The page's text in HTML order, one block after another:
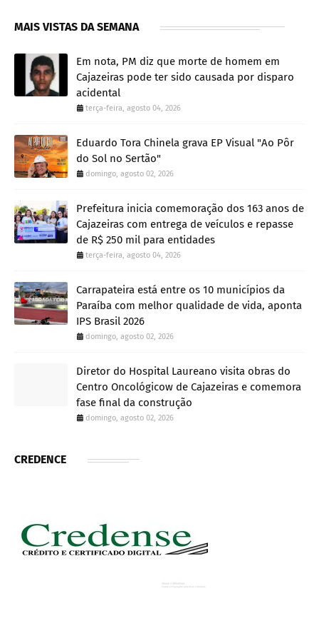
MAIS VISTAS DA SEMANA
Em nota, PM diz que morte de homem em
Cajazeiras pode ter sido causada por disparo
acidental
terça-feira, agosto 04, 2026
Eduardo Tora Chinela grava EP Visual "Ao Pôr
do Sol no Sertão"
domingo, agosto 02, 2026
Prefeitura inicia comemoração dos 163 anos de
Cajazeiras com entrega de veículos e repasse
de R$ 250 mil para entidades
terça-feira, agosto 04, 2026
Carrapateira está entre os 10 municípios da
Paraíba com melhor qualidade de vida, aponta
IPS Brasil 2026
domingo, agosto 02, 2026
Diretor do Hospital Laureano visita obras do
Centro Oncológicow de Cajazeiras e comemora
fase final da construção
domingo, agosto 02, 2026
CREDENCE